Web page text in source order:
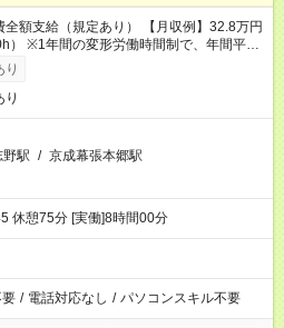
額支給（規定あり） 【月収例】32.8万円
） ※1年間の変形労働時間制で、年間平均
合は残業代別途支払いします
り
り
野駅 / 京成幕張本郷駅
休憩75分 [実働]8時間00分
要 / 電話対応なし / パソコンスキル不要